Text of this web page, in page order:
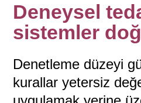
Deneysel
sistemler
Denetleme düzeyi
kurallar yetersiz